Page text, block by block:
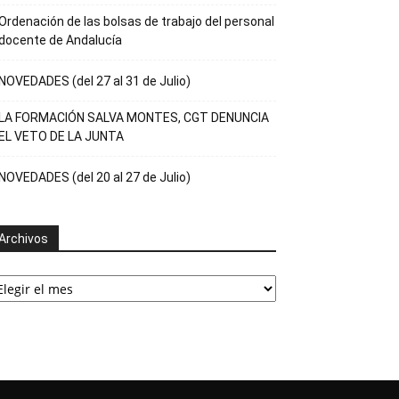
de las bolsas de trabajo del personal
de Andalucía
NOVEDADES (del 27 al 31 de Julio)
LA FORMACIÓN SALVA MONTES, CGT DENUNCIA
EL VETO DE LA JUNTA
NOVEDADES (del 20 al 27 de Julio)